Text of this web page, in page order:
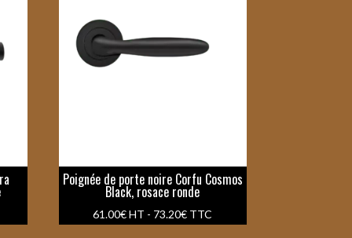
Poignée de porte noire Corfu Cosmos
Black, rosace ronde
61.00€ HT - 73.20€ TTC